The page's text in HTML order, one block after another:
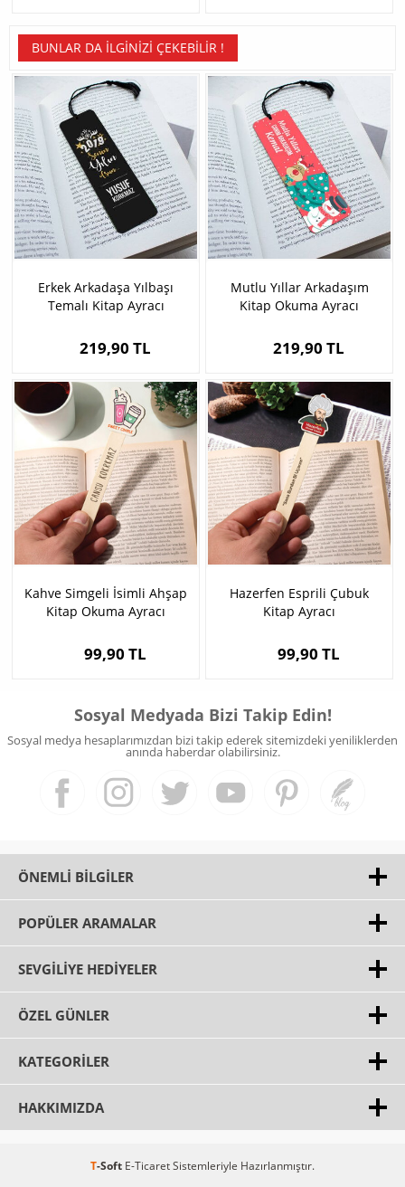
BUNLAR DA İLGINIZI ÇEKEBILIR !
Erkek Arkadaşa Yılbaşı
Temalı Kitap Ayracı
219,90 TL
Mutlu Yıllar Arkadaşım
Kitap Okuma Ayracı
219,90 TL
Kahve Simgeli İsimli Ahşap
Kitap Okuma Ayracı
99,90 TL
Hazerfen Esprili Çubuk
Kitap Ayracı
99,90 TL
Sosyal Medyada Bizi Takip Edin!
Sosyal medya hesaplarımızdan bizi takip ederek sitemizdeki yeniliklerden
anında haberdar olabilirsiniz.
ÖNEMLI BILGILER
POPÜLER ARAMALAR
SEVGILIYE HEDIYELER
ÖZEL GÜNLER
KATEGORILER
HAKKIMIZDA
T-Soft E-TicaretSistemleriyle Hazırlanmıştır.